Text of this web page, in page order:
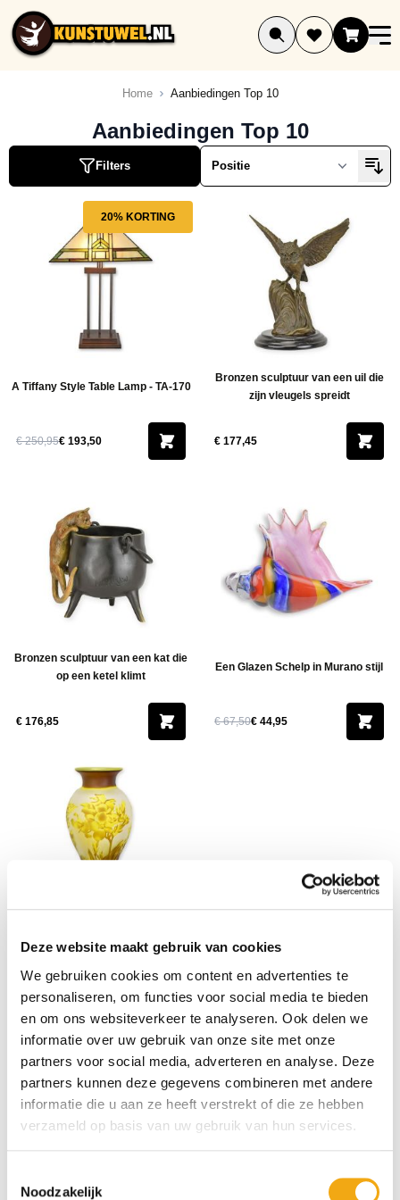
Deze website maakt gebruik van cookies
We gebruiken cookies om content en advertenties te
personaliseren, om functies voor social media te bieden
en om ons websiteverkeer te analyseren. Ook delen we
informatie over uw gebruik van onze site met onze
partners voor social media, adverteren en analyse. Deze
partners kunnen deze gegevens combineren met andere
informatie die u aan ze heeft verstrekt of die ze hebben
verzameld op basis van uw gebruik van hun services.
Noodzakelijk
Ga naar de inhoud
Home Aanbiedingen Top 10
Aanbiedingen Top 10
Filters
20% KORTING
A Tiffany Style Table Lamp - TA-170
€ 250,95€ 193,50
Bronzen sculptuur van een uil die
zijn vleugels spreidt
€ 177,45
Bronzen sculptuur van een kat die
op een ketel klimt
€ 176,85
Een Glazen Schelp in Murano stijl
€ 67,50€ 44,95
- Hoogte 44,7 cm
€ 162,75